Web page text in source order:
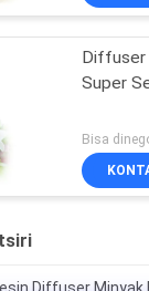
Diffuser
Super